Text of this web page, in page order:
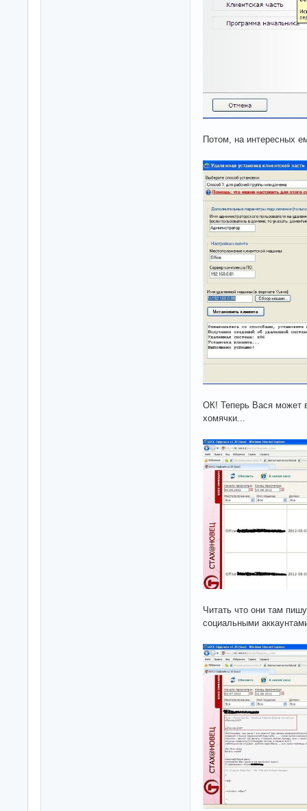
Потом, на интересных
ОК! Теперь Вася может
хомячки...
Читать что они там
социальными